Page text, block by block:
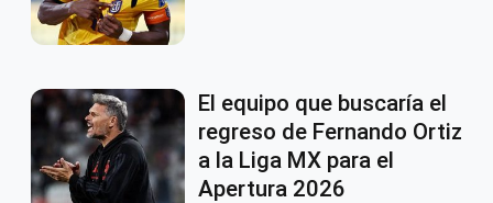
El equipo que buscaría el
regreso de Fernando Ortiz
a la Liga MX para el
Apertura 2026